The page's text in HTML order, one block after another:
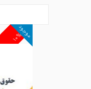
۱۰%
موجود